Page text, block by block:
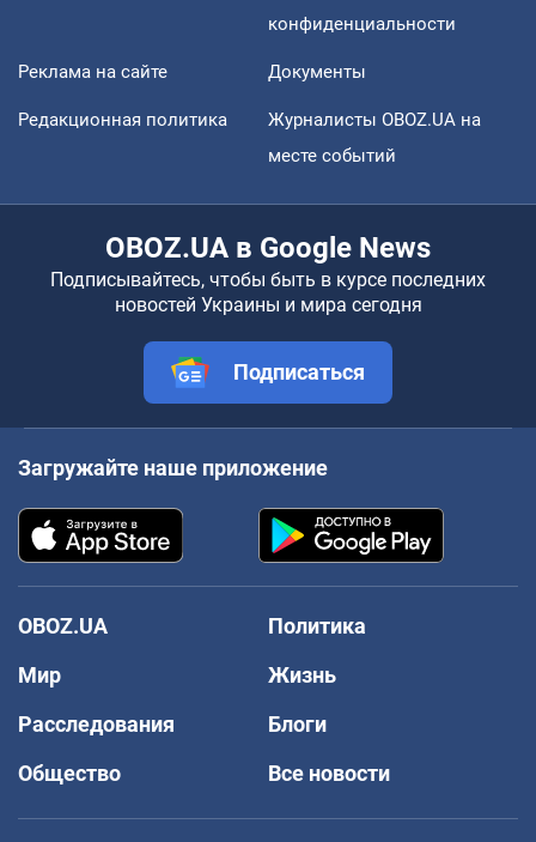
конфиденциальности
Реклама на сайте Документы
Редакционная политика
Журналисты OBOZ.UA на
месте событий
OBOZ.UA в Google News
Подписывайтесь, чтобы быть в курсе последних
новостей Украины и мира сегодня
Подписаться
Загружайте наше приложение
OBOZ.UA
Политика
Мир
Жизнь
Расследования
Блоги
Общество
Все новости